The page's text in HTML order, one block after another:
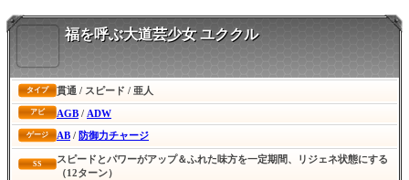
福を呼ぶ大道芸少女 ユククル
タイプ 貫通 / スピード / 亜人
アビ AGB / ADW
ゲージ AB / 防御力チャージ
SS
スピードとパワーがアップ＆ふれた味方を一定期間、リジェネ状態にする
（12ターン）